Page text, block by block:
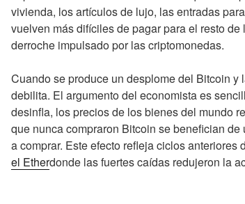
vivienda, los artículos de lujo, las entradas
vuelven más difíciles de pagar para el resto
derroche impulsado por las criptomonedas.
Cuando se produce un desplome del Bitcoin
debilita. El argumento del economista es
desinfla, los precios de los bienes del mundo
que nunca compraron Bitcoin se benefician
a comprar. Este efecto refleja ciclos anteriores
el Etherdonde las fuertes caídas redujeron la